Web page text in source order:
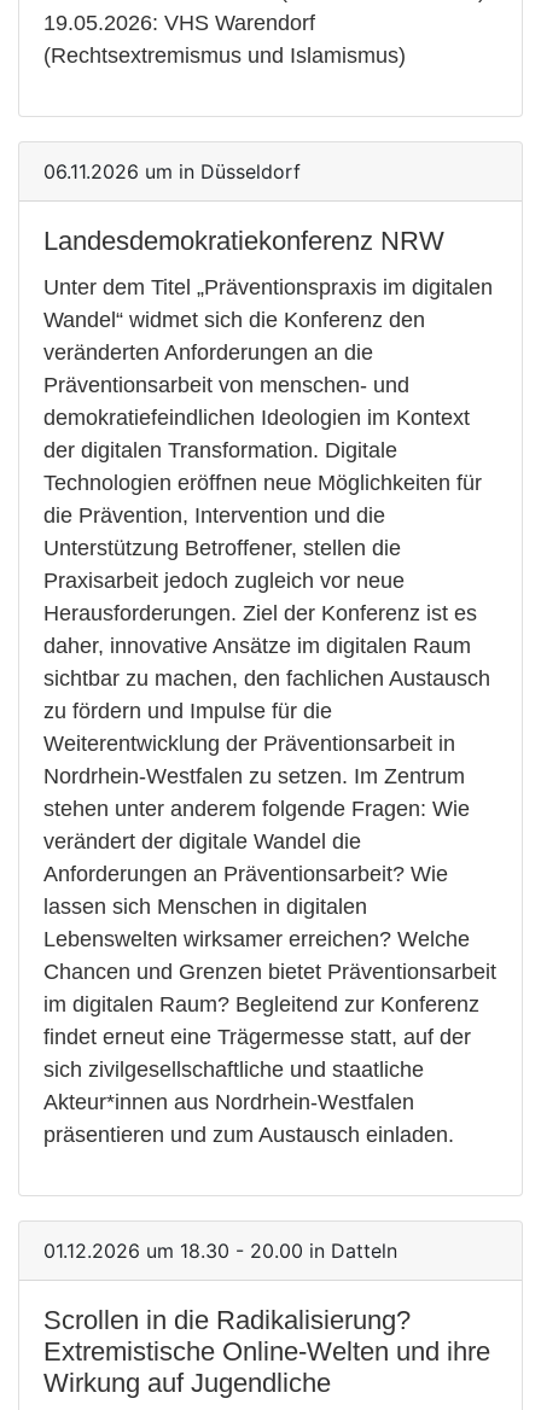
19.05.2026: VHS Warendorf
(Rechtsextremismus und Islamismus)
06.11.2026 um in Düsseldorf
Landesdemokratiekonferenz NRW
Unter dem Titel „Präventionspraxis im digitalen
Wandel“ widmet sich die Konferenz den
veränderten Anforderungen an die
Präventionsarbeit von menschen- und
demokratiefeindlichen Ideologien im Kontext
der digitalen Transformation. Digitale
Technologien eröffnen neue Möglichkeiten für
die Prävention, Intervention und die
Unterstützung Betroffener, stellen die
Praxisarbeit jedoch zugleich vor neue
Herausforderungen. Ziel der Konferenz ist es
daher, innovative Ansätze im digitalen Raum
sichtbar zu machen, den fachlichen Austausch
zu fördern und Impulse für die
Weiterentwicklung der Präventionsarbeit in
Nordrhein-Westfalen zu setzen. Im Zentrum
stehen unter anderem folgende Fragen: Wie
verändert der digitale Wandel die
Anforderungen an Präventionsarbeit? Wie
lassen sich Menschen in digitalen
Lebenswelten wirksamer erreichen? Welche
Chancen und Grenzen bietet Präventionsarbeit
im digitalen Raum? Begleitend zur Konferenz
findet erneut eine Trägermesse statt, auf der
sich zivilgesellschaftliche und staatliche
Akteur*innen aus Nordrhein-Westfalen
präsentieren und zum Austausch einladen.
01.12.2026 um 18.30 - 20.00 in Datteln
Scrollen in die Radikalisierung?
Extremistische Online-Welten und ihre
Wirkung auf Jugendliche